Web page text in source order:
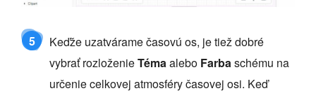
5
Keďže uzatvárame časovú os, je tiež dobré
vybrať rozloženieTémaalebo Farbaschému na
určenie celkovej atmosféry časovej osi. Keď